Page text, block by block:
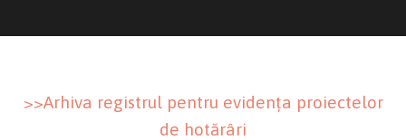
>>Arhiva registrul pentru evidența proiectelor
de hotărâri